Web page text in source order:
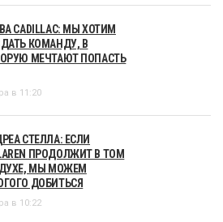
CADILLAC: МЫ ХОТИМ
КОМАНДУ, В
МЕЧТАЮТ ПОПАСТЬ
в 11:20
СТЕЛЛА: ЕСЛИ
ПРОДОЛЖИТ В ТОМ
МЫ МОЖЕМ
ДОБИТЬСЯ
в 10:22